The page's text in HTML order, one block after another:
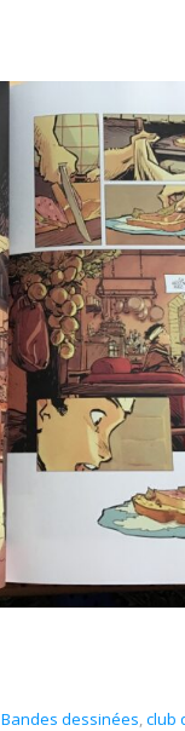
Bandes dessinées,club